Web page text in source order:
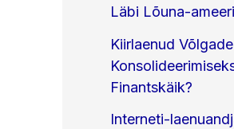
Läbi Lõuna-
Kiirlaenud Võlgade
Finantskäik?
Interneti-